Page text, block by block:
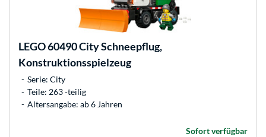
LEGO60490 City Schneepflug,
Konstruktionsspielzeug
Serie: City
Teile: 263 -teilig
Altersangabe: ab 6 Jahren
Sofort verfügbar